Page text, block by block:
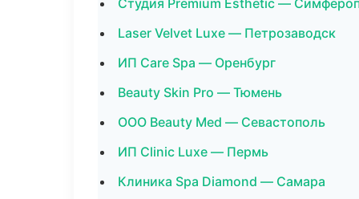
Студия Premium Esthetic —
Laser Velvet Luxe — Петрозаводск
ИП Care Spa — Оренбург
Beauty Skin Pro — Тюмень
ООО Beauty Med — Севастополь
ИП Clinic Luxe — Пермь
Клиника Spa Diamond — Самара